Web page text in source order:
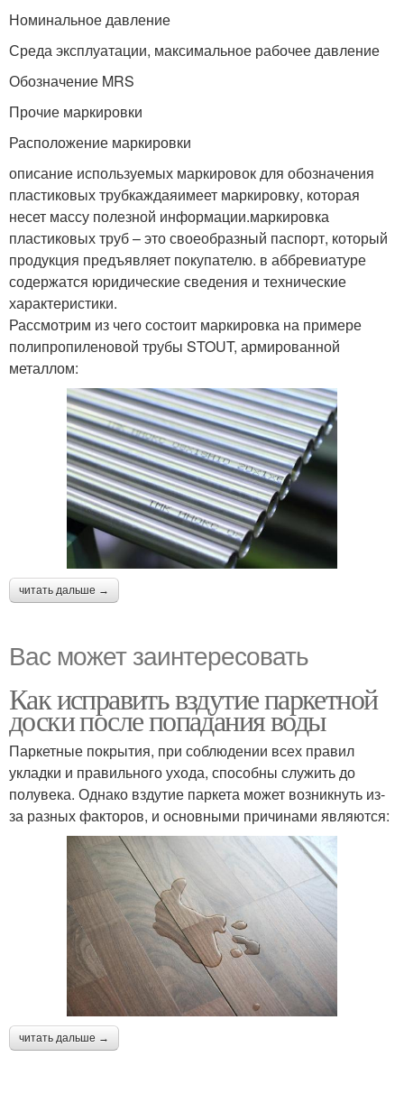
Номинальное давление
Среда эксплуатации, максимальное рабочее давление
Обозначение MRS
Прочие маркировки
Расположение маркировки
описание используемых маркировок для обозначения
пластиковых трубкаждаяимеет маркировку, которая
несет массу полезной информации.маркировка
пластиковых труб – это своеобразный паспорт, который
продукция предъявляет покупателю. в аббревиатуре
содержатся юридические сведения и технические
характеристики.
Рассмотрим из чего состоит маркировка на примере
полипропиленовой трубы STOUT, армированной
металлом:
читать дальше →
Вас может заинтересовать
Как исправить вздутие паркетной
доски после попадания воды
Паркетные покрытия, при соблюдении всех правил
укладки и правильного ухода, способны служить до
полувека. Однако вздутие паркета может возникнуть из-
за разных факторов, и основными причинами являются:
читать дальше →